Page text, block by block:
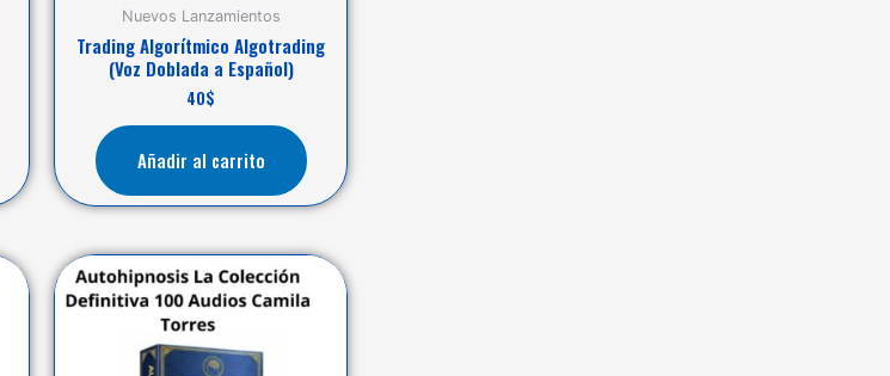
Nuevos Lanzamientos
Trading Algorítmico Algotrading
(Voz Doblada a Español)
40$
Añadir al carrito